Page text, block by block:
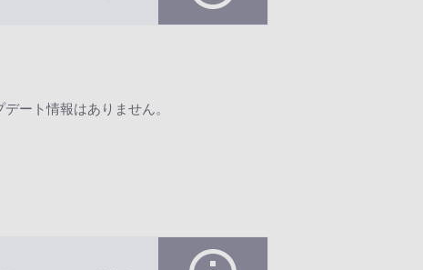
ート情報はありません。